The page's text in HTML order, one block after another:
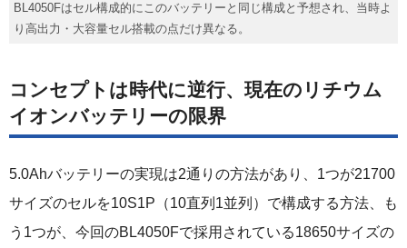
BL4050Fはセル構成的にこのバッテリーと同じ構成と予想され、当時よ
り高出力・大容量セル搭載の点だけ異なる。
コンセプトは時代に逆行、現在のリチウム
イオンバッテリーの限界
5.0Ahバッテリーの実現は2通りの方法があり、1つが21700
サイズのセルを10S1P（10直列1並列）で構成する方法、も
う1つが、今回のBL4050Fで採用されている18650サイズの